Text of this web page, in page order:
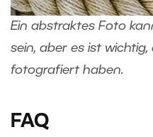
Ein abstraktes Foto
sein, aber es ist wichtig,
fotografiert haben.
FAQ